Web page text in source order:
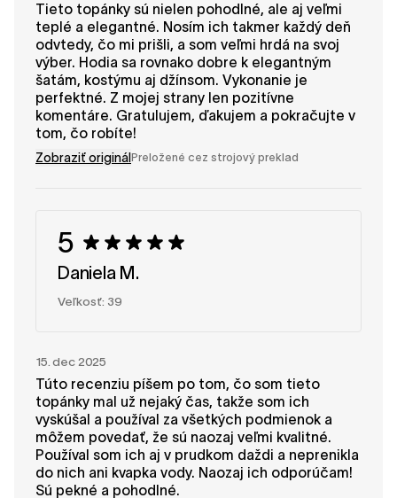
Tieto topánky sú nielen pohodlné, ale aj veľmi
teplé a elegantné. Nosím ich takmer každý deň
odvtedy, čo mi prišli, a som veľmi hrdá na svoj
výber. Hodia sa rovnako dobre k elegantným
šatám, kostýmu aj džínsom. Vykonanie je
perfektné. Z mojej strany len pozitívne
komentáre. Gratulujem, ďakujem a pokračujte v
tom, čo robíte!
Zobraziť originál Preložené cez strojový preklad
5
Daniela M.
Veľkosť: 39
15. dec 2025
Túto recenziu píšem po tom, čo som tieto
topánky mal už nejaký čas, takže som ich
vyskúšal a používal za všetkých podmienok a
môžem povedať, že sú naozaj veľmi kvalitné.
Používal som ich aj v prudkom daždi a neprenikla
do nich ani kvapka vody. Naozaj ich odporúčam!
Sú pekné a pohodlné.